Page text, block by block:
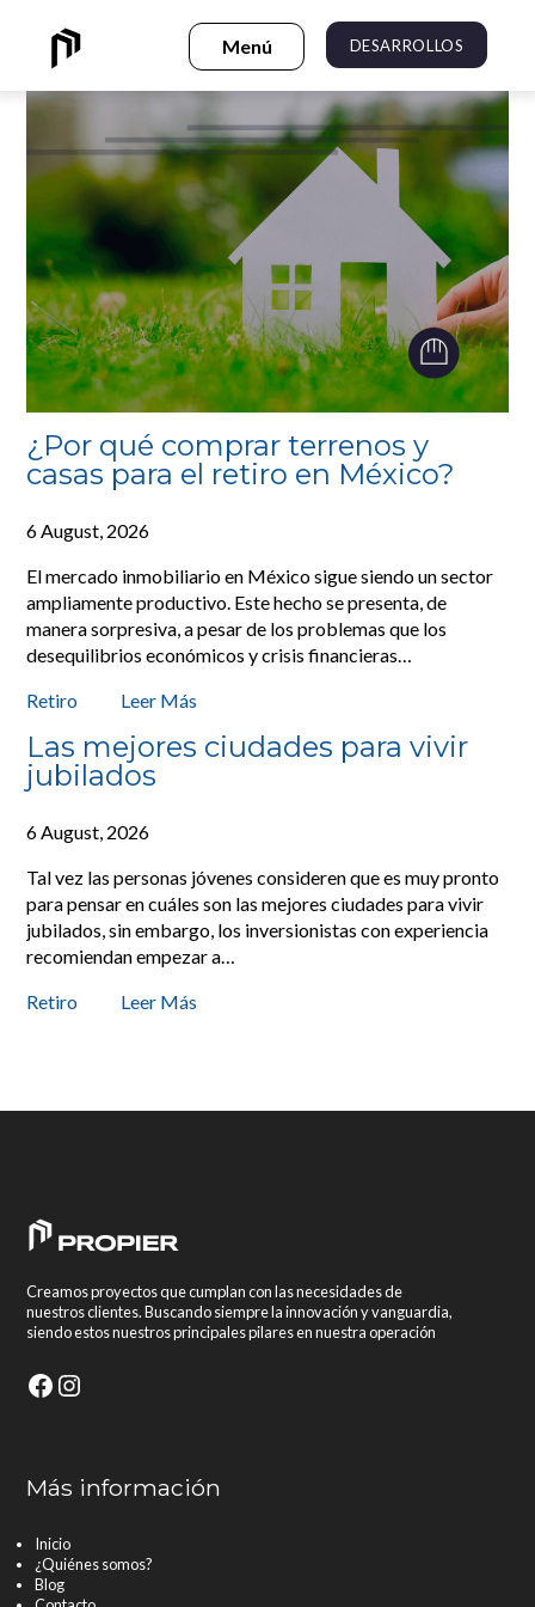
DESARROLLOS
¿Por qué comprar terrenos y
casas para el retiro en México?
6 August, 2026
El mercado inmobiliario en México sigue siendo un sector
ampliamente productivo. Este hecho se presenta, de
manera sorpresiva, a pesar de los problemas que los
desequilibrios económicos y crisis financieras…
Retiro
Leer Más
Las mejores ciudades para vivir
jubilados
6 August, 2026
Tal vez las personas jóvenes consideren que es muy pronto
para pensar en cuáles son las mejores ciudades para vivir
jubilados, sin embargo, los inversionistas con experiencia
recomiendan empezar a…
Retiro
Leer Más
Creamos proyectos que cumplan con las necesidades de
nuestros clientes. Buscando siempre la innovación y vanguardia,
siendo estos nuestros principales pilares en nuestra operación
Facebook
Instagram
Más información
Inicio
¿Quiénes somos?
Blog